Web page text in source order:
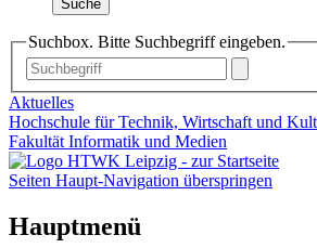
Suche
Suchbox. Bitte Suchbegriff eingeben.
Aktuelles
Hochschule für Technik, Wirtschaft und
Fakultät Informatik und Medien
Seiten Haupt-Navigation überspringen
Hauptmenü